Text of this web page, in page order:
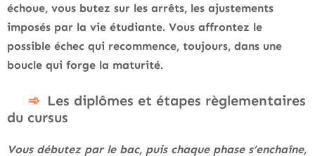
échoue, vous butez sur les arrêts, les ajustements
imposés par la vie étudiante. Vous affrontez le
possible échec qui recommence, toujours, dans une
boucle qui forge la maturité.
Les diplômes et étapes règlementaires
du cursus
Vous débutez par le bac, puis chaque phase s’enchaîne,